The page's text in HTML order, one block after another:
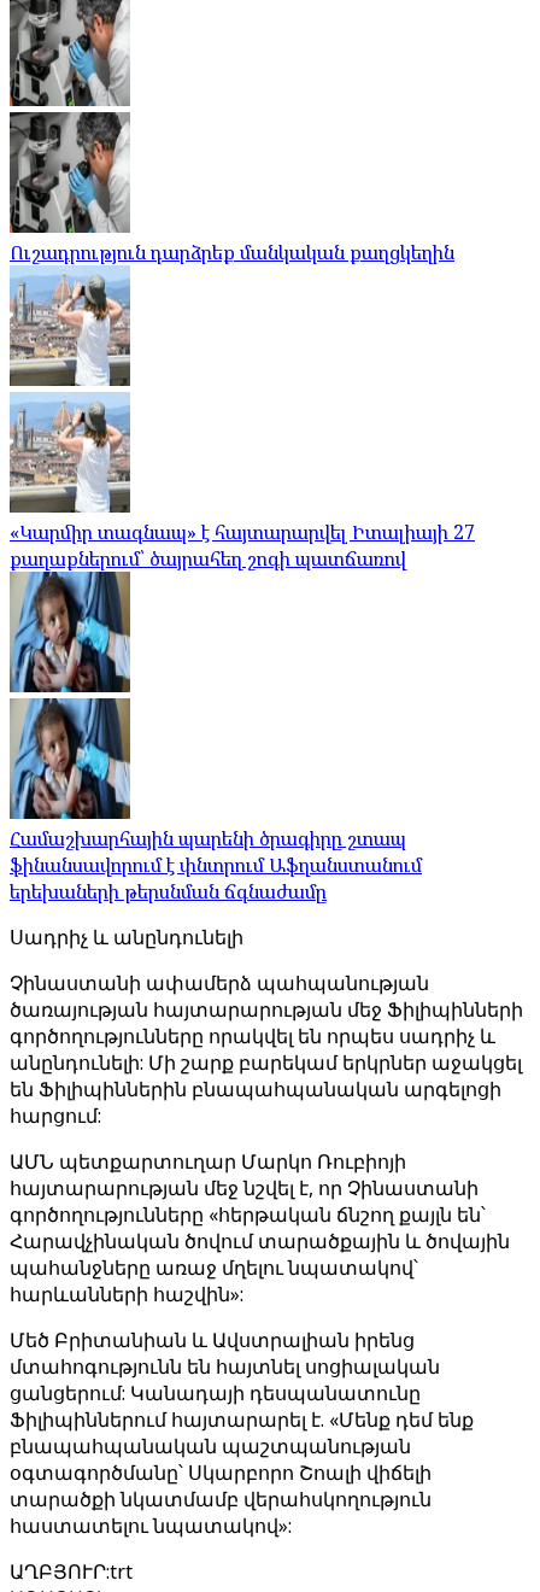
Ուշադրություն դարձրեք մանկական քաղցկեղին
«Կարմիր տագնապ» է հայտարարվել Իտալիայի 27
քաղաքներում՝ ծայրահեղ շոգի պատճառով
Համաշխարհային պարենի ծրագիրը շտապ
ֆինանսավորում է փնտրում Աֆղանստանում
երեխաների թերսնման ճգնաժամը
Սադրիչ և անընդունելի
Չինաստանի ափամերձ պահպանության
ծառայության հայտարարության մեջ Ֆիլիպինների
գործողությունները որակվել են որպես սադրիչ և
անընդունելի: Մի շարք բարեկամ երկրներ աջակցել
են Ֆիլիպիններին բնապահպանական արգելոցի
հարցում:
ԱՄՆ պետքարտուղար Մարկո Ռուբիոյի
հայտարարության մեջ նշվել է, որ Չինաստանի
գործողությունները «հերթական ճնշող քայլն են՝
Հարավչինական ծովում տարածքային և ծովային
պահանջները առաջ մղելու նպատակով՝
հարևանների հաշվին»:
Մեծ Բրիտանիան և Ավստրալիան իրենց
մտահոգությունն են հայտնել սոցիալական
ցանցերում: Կանադայի դեսպանատունը
Ֆիլիպիններում հայտարարել է. «Մենք դեմ ենք
բնապահպանական պաշտպանության
օգտագործմանը՝ Սկարբորո Շոալի վիճելի
տարածքի նկատմամբ վերահսկողություն
հաստատելու նպատակով»:
ԱՂԲՅՈՒՐ:trt